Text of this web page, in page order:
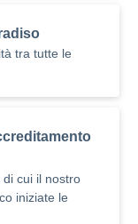
tra tutte le
cui il nostro
iniziate le